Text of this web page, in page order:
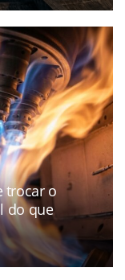
trocar o
do que